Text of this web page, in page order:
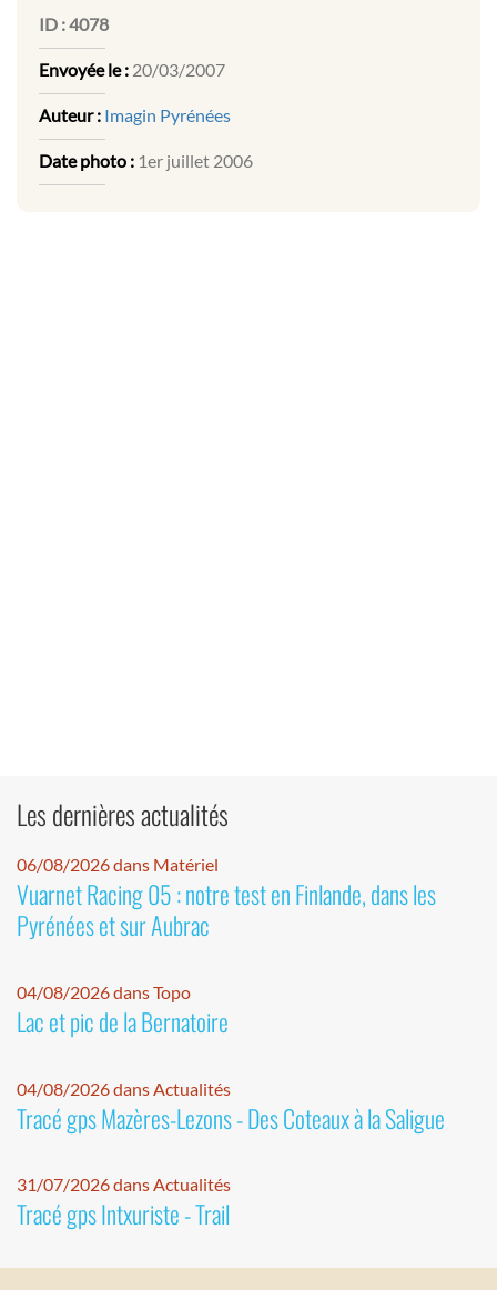
ID :4078
Envoyée le : 20/03/2007
Auteur : Imagin Pyrénées
Date photo : 1er juillet 2006
Les dernières actualités
06/08/2026 dans Matériel
Vuarnet Racing 05 : notre test en Finlande, dans les
Pyrénées et sur Aubrac
04/08/2026 dans Topo
Lac et pic de la Bernatoire
04/08/2026 dans Actualités
Tracé gps Mazères-Lezons - Des Coteaux à la Saligue
31/07/2026 dans Actualités
Tracé gps Intxuriste - Trail